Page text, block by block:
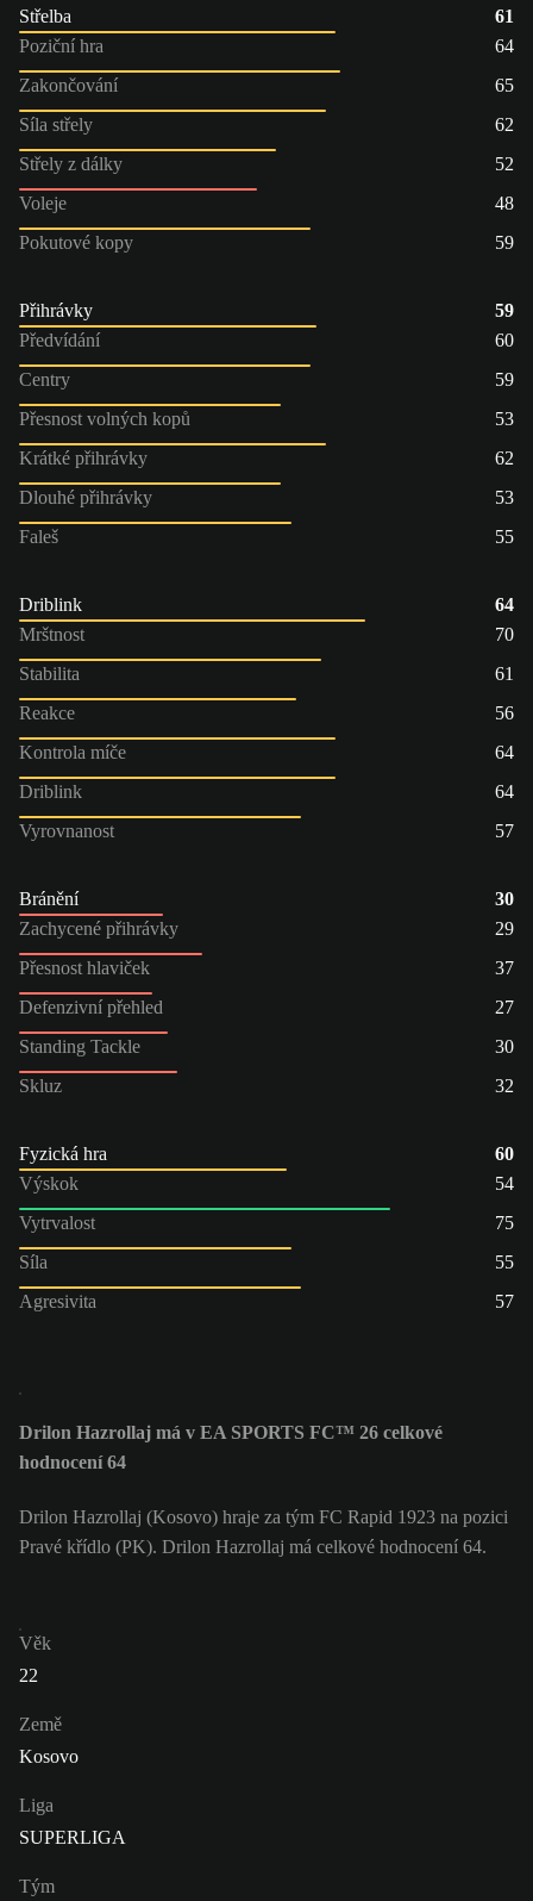
Střelba
61
Poziční hra
64
Zakončování
65
Síla střely
62
Střely z dálky
52
Voleje
48
Pokutové kopy
59
Přihrávky
59
Předvídání
60
Centry
59
Přesnost volných kopů
53
Krátké přihrávky
62
Dlouhé přihrávky
53
Faleš
55
Driblink
64
Mrštnost
70
Stabilita
61
Reakce
56
Kontrola míče
64
Driblink
64
Vyrovnanost
57
Bránění
30
Zachycené přihrávky
29
Přesnost hlaviček
37
Defenzivní přehled
27
Standing Tackle
30
Skluz
32
Fyzická hra
60
Výskok
54
Vytrvalost
75
Síla
55
Agresivita
57
Drilon Hazrollaj má v EA SPORTS FC™ 26 celkové
hodnocení 64
Drilon Hazrollaj (Kosovo) hraje za tým FC Rapid 1923 na pozici
Pravé křídlo (PK). Drilon Hazrollaj má celkové hodnocení 64.
Věk
22
Země
Kosovo
Liga
SUPERLIGA
Tým